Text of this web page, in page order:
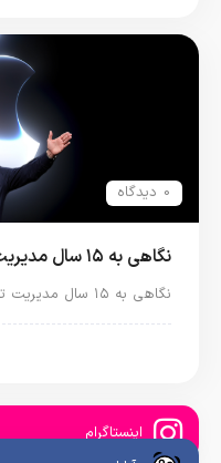
0 دیدگاه
نگاهی به ۱۵ سال مدیریت تیم کوک در اپل
نگاهی به ۱۵ سال مدیریت تیم کوک در اپل؛ درآمد، ارزش بازار…
اینستاگرام